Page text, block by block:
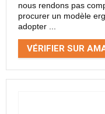
nous rendons pas
procurer un modèle
adopter ...
VÉRIFIER SUR